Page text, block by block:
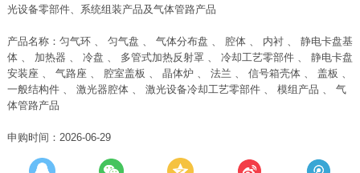
光设备零部件、系统组装产品及气体管路产品
产品名称：匀气环 、 匀气盘 、 气体分布盘 、 腔体 、 内衬 、 静电卡盘基
体 、 加热器 、 冷盘 、 多管式加热反射罩 、 冷却工艺零部件 、 静电卡盘
安装座 、 气路座 、 腔室盖板 、 晶体炉 、 法兰 、 信号箱壳体 、 盖板 、
一般结构件 、 激光器腔体 、 激光设备冷却工艺零部件 、 模组产品 、 气
体管路产品
申购时间：2026-06-29